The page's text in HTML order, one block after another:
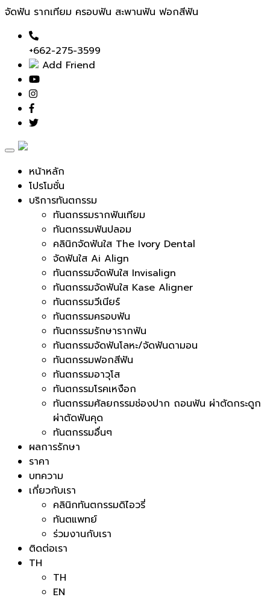
จัดฟัน รากเทียม ครอบฟัน สะพานฟัน ฟอกสีฟัน
+662-275-3599
Add Friend
Toggle
หน้าหลัก
โปรโมชั่น
บริการทันตกรรม
ทันตกรรมรากฟันเทียม
ทันตกรรมฟันปลอม
คลินิกจัดฟันใส The Ivory Dental
จัดฟันใส Ai Align
ทันตกรรมจัดฟันใส Invisalign
ทันตกรรมจัดฟันใส Kase Aligner
ทันตกรรมวีเนียร์
ทันตกรรมครอบฟัน
ทันตกรรมรักษารากฟัน
ทันตกรรมจัดฟันโลหะ/จัดฟันดามอน
ทันตกรรมฟอกสีฟัน
ทันตกรรมอาวุโส
ทันตกรรมโรคเหงือก
ทันตกรรมศัลยกรรมช่องปาก ถอนฟัน ผ่าตัดกระดูก
ผ่าตัดฟันคุด
ทันตกรรมอื่นๆ
ผลการรักษา
ราคา
บทความ
เกี่ยวกับเรา
คลินิกทันตกรรมดิไอวรี่
ทันตแพทย์
ร่วมงานกับเรา
ติดต่อเรา
TH
TH
EN